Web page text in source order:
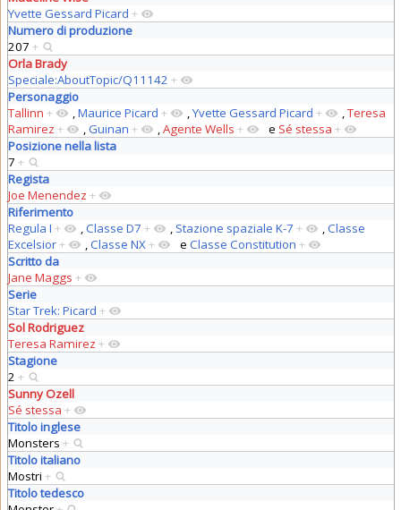
Yvette Gessard Picard +
Numero di produzione
207 +
Orla Brady
Speciale:AboutTopic/Q11142 +
Personaggio
Tallinn + ,Maurice Picard + ,Yvette Gessard Picard + ,Teresa
Ramirez + ,Guinan + ,Agente Wells + e Sé stessa +
Posizione nella lista
7 +
Regista
Joe Menendez +
Riferimento
Regula I + ,Classe D7 + , Stazione spaziale K-7 + ,Classe
Excelsior+ ,Classe NX+ e Classe Constitution +
Scritto da
Jane Maggs +
Serie
Star Trek: Picard +
Sol Rodriguez
Teresa Ramirez +
Stagione
2 +
Sunny Ozell
Sé stessa +
Titolo inglese
Monsters +
Titolo italiano
Mostri +
Titolo tedesco